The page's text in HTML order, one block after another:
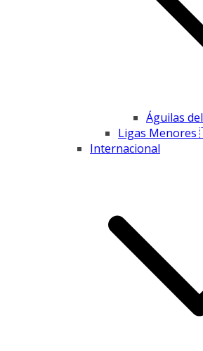
Águilas
Ligas
Internacional